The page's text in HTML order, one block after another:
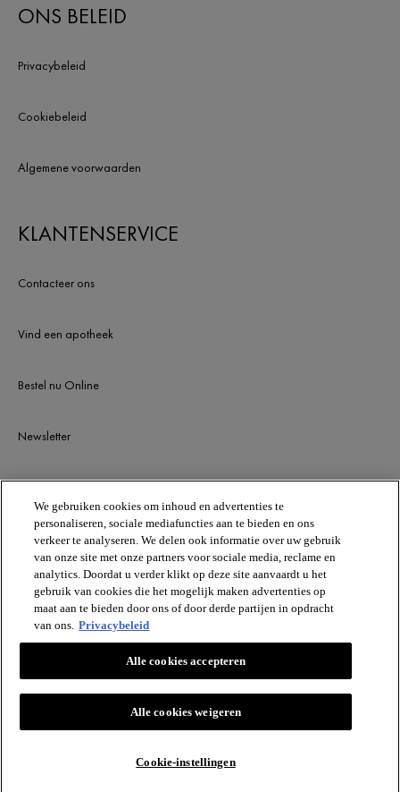
ONS BELEID
Privacybeleid
Cookiebeleid
Algemene voorwaarden
KLANTENSERVICE
Contacteer ons
Vind een apotheek
Bestel nu Online
Newsletter
BLIJF OP DE HOOGTE
VICHY
Vichy France CAI/CAF 03
TSA 75000 93584 ST OUEN CEDEX FR.
[email protected]
© VICHY INC.2024. ALLE RECHTEN VOORBEHOUDEN.
We gebruiken cookies om inhoud en advertenties te
personaliseren, sociale mediafuncties aan te bieden en ons
verkeer te analyseren. We delen ook informatie over uw gebruik
van onze site met onze partners voor sociale media, reclame en
analytics. Doordat u verder klikt op deze site aanvaardt u het
gebruik van cookies die het mogelijk maken advertenties op
maat aan te bieden door ons of door derde partijen in opdracht
van ons. Privacybeleid
Cookie-instellingen
Alle cookies weigeren
Alle cookies accepteren